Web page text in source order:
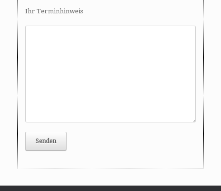
Ihr Terminhinweis